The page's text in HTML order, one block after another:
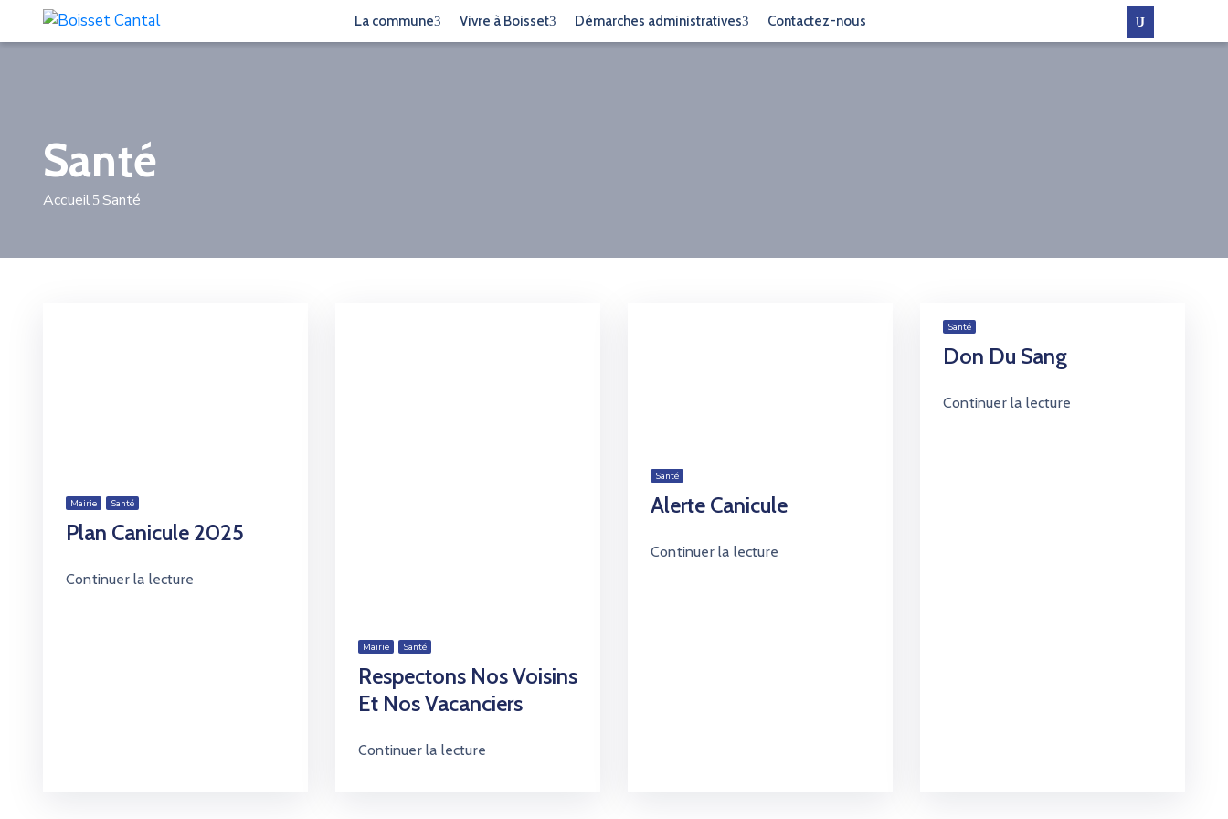
La commune Vivre à Boisset Démarches administratives Contactez-nous
Santé
Accueil Santé
Mairie Santé
Plan Canicule 2025
Continuer la lecture
Mairie Santé
Respectons Nos Voisins
Et Nos Vacanciers
Continuer la lecture
Santé
Alerte Canicule
Continuer la lecture
Santé
Don Du Sang
Continuer la lecture